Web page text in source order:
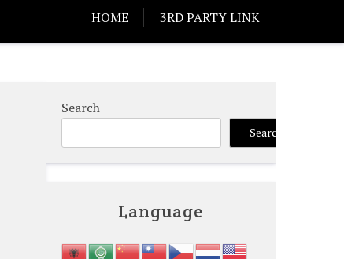
HOME 3RD PARTY LINK
Search
Search
Language